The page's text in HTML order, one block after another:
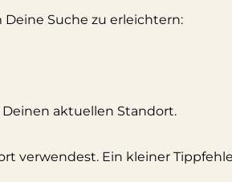
Suche zu erleichtern:
aktuellen Standort.
verwendest. Ein kleiner